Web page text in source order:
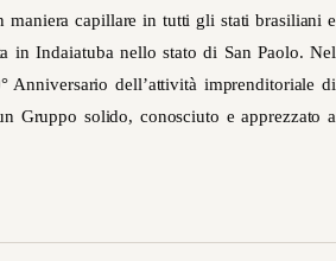
maniera capillare in tutti gli stati brasiliani e
in Indaiatuba nello stato di San Paolo. Nel
Anniversario dell’attività imprenditoriale di
Gruppo solido, conosciuto e apprezzato a